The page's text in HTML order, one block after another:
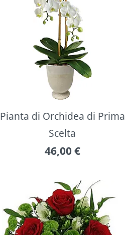
Pianta di Orchidea di Prima
Scelta
46,00 €